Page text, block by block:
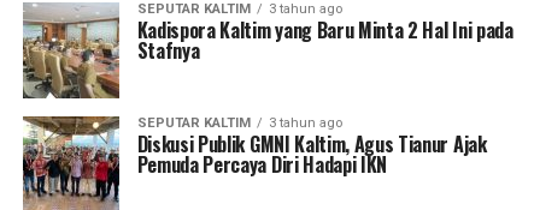
SEPUTAR KALTIM 3 tahun ago
Kadispora Kaltim yang Baru Minta 2 Hal Ini pada
Stafnya
SEPUTAR KALTIM 3 tahun ago
Diskusi Publik GMNI Kaltim, Agus Tianur Ajak
Pemuda Percaya Diri Hadapi IKN